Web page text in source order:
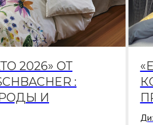
2026» ОТ
:
И